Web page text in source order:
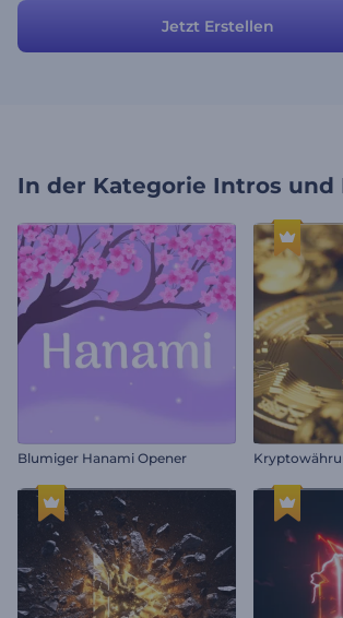
Liebe zum gesunden Kochen teilen. Jetzt
Jetzt Erstellen
In der Kategorie Intros und
Blumiger Hanami Opener